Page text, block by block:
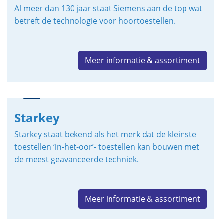
Al meer dan 130 jaar staat Siemens aan de top wat
betreft de technologie voor hoortoestellen.
Meer informatie & assortiment
Starkey
Starkey staat bekend als het merk dat de kleinste
toestellen ‘in-het-oor’- toestellen kan bouwen met
de meest geavanceerde techniek.
Meer informatie & assortiment